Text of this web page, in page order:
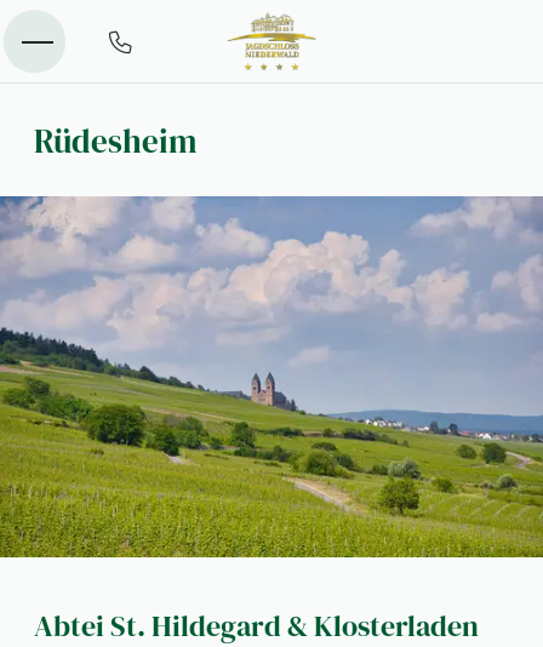
Rüdesheim
Abtei St. Hildegard & Klosterladen